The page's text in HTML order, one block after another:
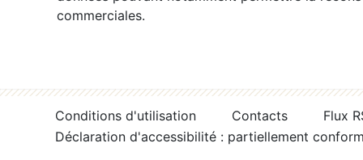
commerciales.
Conditions d'utilisation Contacts
Flux
Déclaration d'accessibilité : partiellement